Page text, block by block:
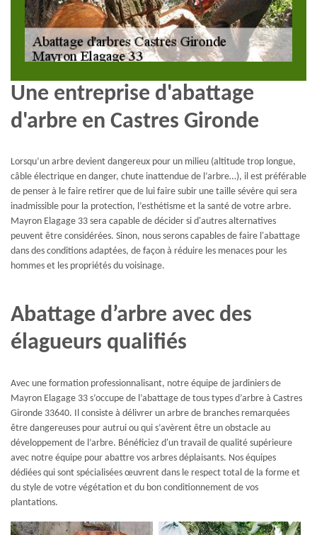
Une entreprise d'abattage
d'arbre en Castres Gironde
Lorsqu’un arbre devient dangereux pour un milieu (altitude trop longue,
câble électrique en danger, chute inattendue de l’arbre…), il est préférable
de penser à le faire retirer que de lui faire subir une taille sévère qui sera
inadmissible pour la protection, l’esthétisme et la santé de votre arbre.
Mayron Elagage 33 sera capable de décider si d'autres alternatives
peuvent être considérées. Sinon, nous serons capables de faire l'abattage
dans des conditions adaptées, de façon à réduire les menaces pour les
hommes et les propriétés du voisinage.
Abattage d’arbre avec des
élagueurs qualifiés
Avec une formation professionnalisant, notre équipe de jardiniers de
Mayron Elagage 33 s’occupe de l’abattage de tous types d’arbre à Castres
Gironde 33640. Il consiste à délivrer un arbre de branches remarquées
être dangereuses pour autrui ou qui s’avèrent être un obstacle au
développement de l’arbre. Bénéficiez d'un travail de qualité supérieure
avec notre équipe pour abattre vos arbres déplaisants. Nos équipes
dédiées qui sont spécialisées œuvrent dans le respect total de la forme et
du style de votre végétation et du bon conditionnement de vos
plantations.